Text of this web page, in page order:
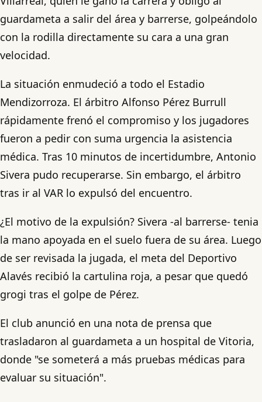
guardameta a salir del área y barrerse, golpeándolo
con la rodilla directamente su cara a una gran
velocidad.
La situación enmudeció a todo el Estadio
Mendizorroza. El árbitro Alfonso Pérez Burrull
rápidamente frenó el compromiso y los jugadores
fueron a pedir con suma urgencia la asistencia
médica. Tras 10 minutos de incertidumbre, Antonio
Sivera pudo recuperarse. Sin embargo, el árbitro
tras ir al VAR lo expulsó del encuentro.
¿El motivo de la expulsión? Sivera -al barrerse- tenia
la mano apoyada en el suelo fuera de su área. Luego
de ser revisada la jugada, el meta del Deportivo
Alavés recibió la cartulina roja, a pesar que quedó
grogi tras el golpe de Pérez.
El club anunció en una nota de prensa que
trasladaron al guardameta a un hospital de Vitoria,
donde "se someterá a más pruebas médicas para
evaluar su situación".